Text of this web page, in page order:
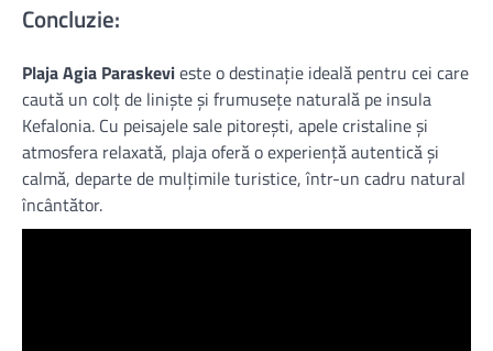
Concluzie:
Plaja Agia Paraskevieste o destinație ideală pentru cei care
caută un colț de liniște și frumusețe naturală pe insula
Kefalonia. Cu peisajele sale pitorești, apele cristaline și
atmosfera relaxată, plaja oferă o experiență autentică și
calmă, departe de mulțimile turistice, într-un cadru natural
încântător.